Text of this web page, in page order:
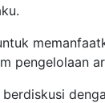
pengelolaan